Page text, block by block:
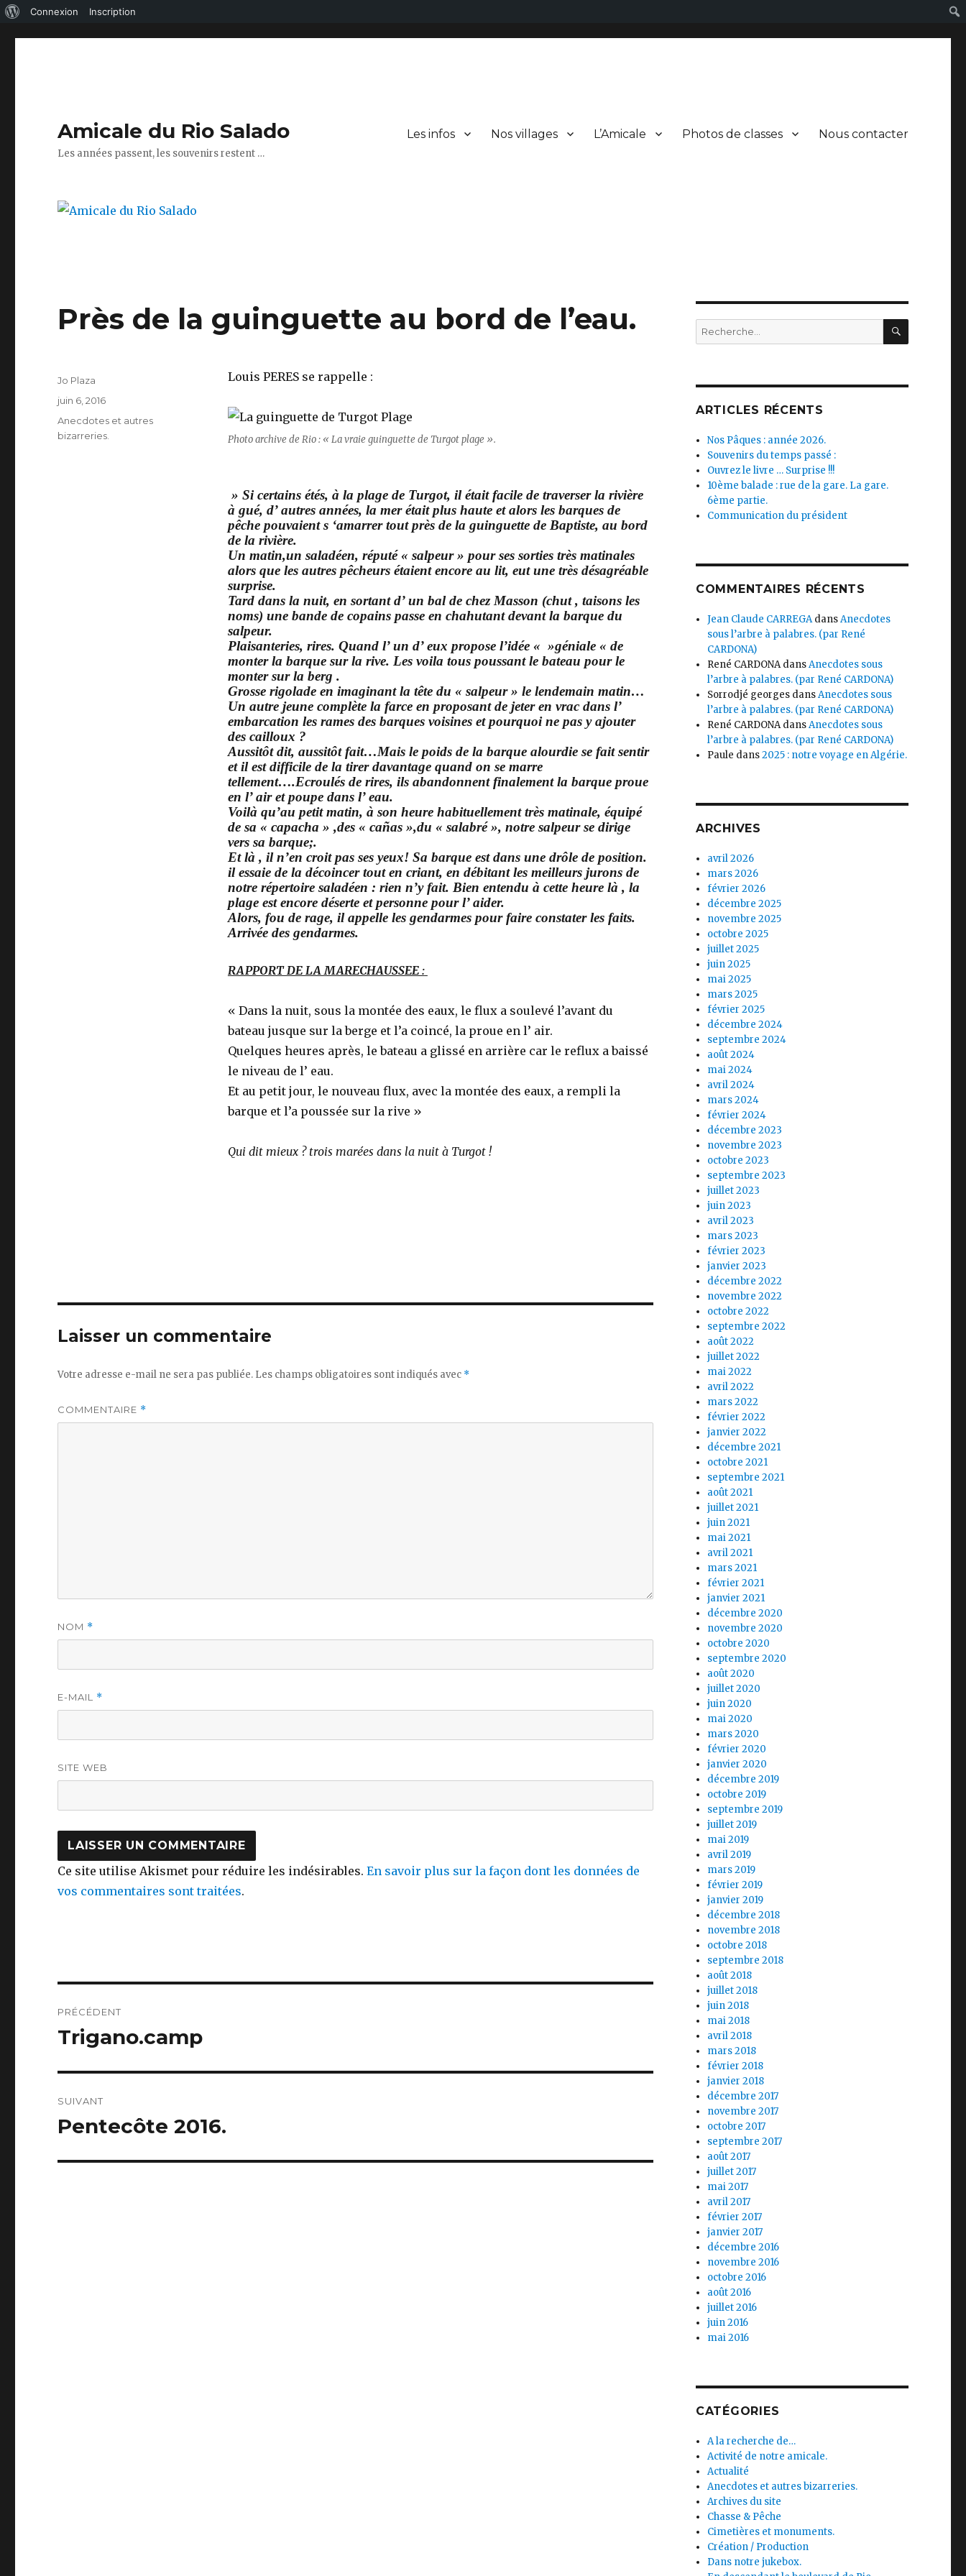
Connexion Inscription
Amicale du Rio Salado
Les années passent, les souvenirs restent …
Les infos Nos villages L’Amicale Photos de classes Nous contacter
Près de la guinguette au bord de l’eau.
Louis PERES se rappelle :
Photo archive de Rio : « La vraie guinguette de Turgot plage ».
» Si certains étés, à la plage de Turgot, il était facile de traverser la rivière
à gué, d’ autres années, la mer était plus haute et alors les barques de
pêche pouvaient s ‘amarrer tout près de la guinguette de Baptiste, au bord
de la rivière.
Un matin,un saladéen, réputé « salpeur » pour ses sorties très matinales
alors que les autres pêcheurs étaient encore au lit, eut une très désagréable
surprise.
Tard dans la nuit, en sortant d’ un bal de chez Masson (chut , taisons les
noms) une bande de copains passe en chahutant devant la barque du
salpeur.
Plaisanteries, rires. Quand l’ un d’ eux propose l’idée « »géniale « de
monter la barque sur la rive. Les voila tous poussant le bateau pour le
monter sur la berg .
Grosse rigolade en imaginant la tête du « salpeur » le lendemain matin…
Un autre jeune complète la farce en proposant de jeter en vrac dans l’
embarcation les rames des barques voisines et pourquoi ne pas y ajouter
des cailloux ?
Aussitôt dit, aussitôt fait…Mais le poids de la barque alourdie se fait sentir
et il est difficile de la tirer davantage quand on se marre
tellement….Ecroulés de rires, ils abandonnent finalement la barque proue
en l’ air et poupe dans l’ eau.
Voilà qu’au petit matin, à son heure habituellement très matinale, équipé
de sa « capacha » ,des « cañas »,du « salabré », notre salpeur se dirige
vers sa barque;.
Et là , il n’en croit pas ses yeux! Sa barque est dans une drôle de position.
il essaie de la décoincer tout en criant, en débitant les meilleurs jurons de
notre répertoire saladéen : rien n’y fait. Bien entendu à cette heure là , la
plage est encore déserte et personne pour l’ aider.
Alors, fou de rage, il appelle les gendarmes pour faire constater les faits.
Arrivée des gendarmes.
RAPPORT DE LA MARECHAUSSEE :
« Dans la nuit, sous la montée des eaux, le flux a soulevé l’avant du
bateau jusque sur la berge et l’a coincé, la proue en l’ air.
Quelques heures après, le bateau a glissé en arrière car le reflux a baissé
le niveau de l’ eau.
Et au petit jour, le nouveau flux, avec la montée des eaux, a rempli la
barque et l’a poussée sur la rive »
Qui dit mieux ? trois marées dans la nuit à Turgot !
Auteur
Jo Plaza
Publié
juin 6, 2016
Catégories
Anecdotes et autres
bizarreries.
Laisser un commentaire
Votre adresse e-mail ne sera pas publiée. Les champs obligatoires sont indiqués avec *
COMMENTAIRE *
NOM *
E-MAIL *
SITE WEB
Ce site utilise Akismet pour réduire les indésirables.En savoir plus sur la façon dont les données de
vos commentaires sont traitées.
de
PRÉCÉDENT
Publication
Trigano.camp
SUIVANT
Publication
Pentecôte 2016.
Recherche
pour :
ARTICLES RÉCENTS
Nos Pâques : année 2026.
Souvenirs du temps passé :
Ouvrez le livre … Surprise !!!
10ème balade : rue de la gare. La gare.
6ème partie.
Communication du président
COMMENTAIRES RÉCENTS
Jean Claude CARREGAdansAnecdotes
sous l’arbre à palabres. (par René
CARDONA)
René CARDONAdansAnecdotes sous
l’arbre à palabres. (par René CARDONA)
Sorrodjé georges dansAnecdotes sous
l’arbre à palabres. (par René CARDONA)
René CARDONAdansAnecdotes sous
l’arbre à palabres. (par René CARDONA)
Paule dans2025 : notre voyage en Algérie.
ARCHIVES
avril 2026
mars 2026
février 2026
décembre 2025
novembre 2025
octobre 2025
juillet 2025
juin 2025
mai 2025
mars 2025
février 2025
décembre 2024
septembre 2024
août 2024
mai 2024
avril 2024
mars 2024
février 2024
décembre 2023
novembre 2023
octobre 2023
septembre 2023
juillet 2023
juin 2023
avril 2023
mars 2023
février 2023
janvier 2023
décembre 2022
novembre 2022
octobre 2022
septembre 2022
août 2022
juillet 2022
mai 2022
avril 2022
mars 2022
février 2022
janvier 2022
décembre 2021
octobre 2021
septembre 2021
août 2021
juillet 2021
juin 2021
mai 2021
avril 2021
mars 2021
février 2021
janvier 2021
décembre 2020
novembre 2020
octobre 2020
septembre 2020
août 2020
juillet 2020
juin 2020
mai 2020
mars 2020
février 2020
janvier 2020
décembre 2019
octobre 2019
septembre 2019
juillet 2019
mai 2019
avril 2019
mars 2019
février 2019
janvier 2019
décembre 2018
novembre 2018
octobre 2018
septembre 2018
août 2018
juillet 2018
juin 2018
mai 2018
avril 2018
mars 2018
février 2018
janvier 2018
décembre 2017
novembre 2017
octobre 2017
septembre 2017
août 2017
juillet 2017
mai 2017
avril 2017
février 2017
janvier 2017
décembre 2016
novembre 2016
octobre 2016
août 2016
juillet 2016
juin 2016
mai 2016
CATÉGORIES
A la recherche de…
Activité de notre amicale.
Actualité
Anecdotes et autres bizarreries.
Archives du site
Chasse & Pêche
Cimetières et monuments.
Création / Production
Dans notre jukebox.